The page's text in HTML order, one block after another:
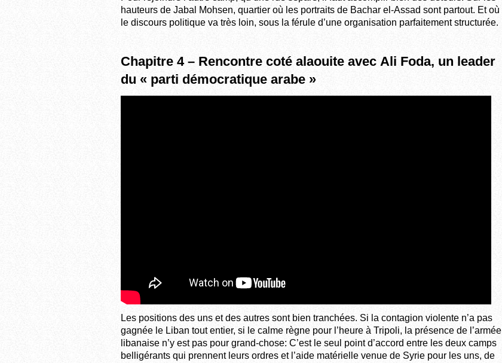
hauteurs de Jabal Mohsen, quartier où les portraits de Bachar el-Assad sont partout. Et où
le discours politique va très loin, sous la férule d’une organisation parfaitement structurée.
Chapitre 4 – Rencontre coté alaouite avec Ali Foda, un leader
du « parti démocratique arabe »
Les positions des uns et des autres sont bien tranchées. Si la contagion violente n’a pas
gagnée le Liban tout entier, si le calme règne pour l’heure à Tripoli, la présence de l’armée
libanaise n’y est pas pour grand-chose: C’est le seul point d’accord entre les deux camps
belligérants qui prennent leurs ordres et l’aide matérielle venue de Syrie pour les uns, de